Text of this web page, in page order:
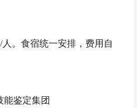
人。食宿统一安排，费用自
鉴定集团